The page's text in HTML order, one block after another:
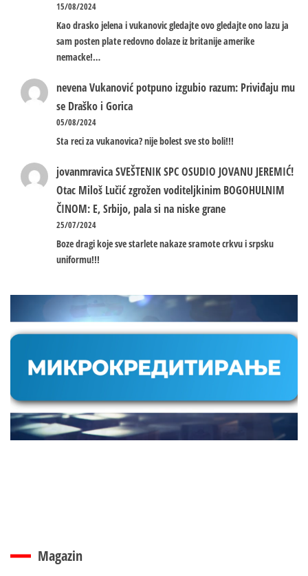
15/08/2024
Kao drasko jelena i vukanovic gledajte ovo gledajte ono lazu ja
sam posten plate redovno dolaze iz britanije amerike
nemacke!…
nevenaVukanović potpuno izgubio razum: Priviđaju mu
se Draško i Gorica
05/08/2024
Sta reci za vukanovica? nije bolest sve sto boli!!!
jovanmravicaSVEŠTENIK SPC OSUDIO JOVANU JEREMIĆ!
Otac Miloš Lučić zgrožen voditeljkinim BOGOHULNIM
ČINOM: E, Srbijo, pala si na niske grane
25/07/2024
Boze dragi koje sve starlete nakaze sramote crkvu i srpsku
uniformu!!!
Magazin